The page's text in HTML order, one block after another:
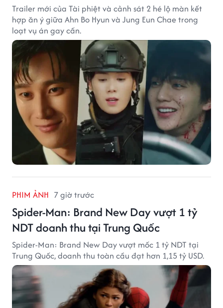
Trailer mới của Tài phiệt và cảnh sát 2 hé lộ màn kết
hợp ăn ý giữa Ahn Bo Hyun và Jung Eun Chae trong
loạt vụ án gay cấn.
PHIM ẢNH 7 giờ trước
Spider-Man: Brand New Day vượt 1 tỷ
NDT doanh thu tại Trung Quốc
Spider-Man: Brand New Day vượt mốc 1 tỷ NDT tại
Trung Quốc, doanh thu toàn cầu đạt hơn 1,15 tỷ USD.